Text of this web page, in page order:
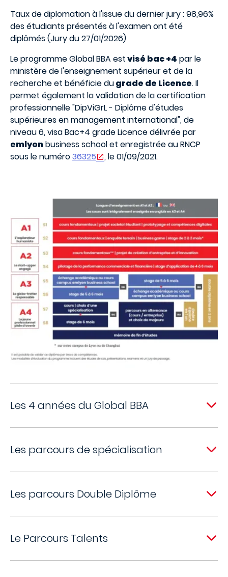
Taux de diplomation à l'issue du dernier jury : 98,96%
des étudiants présentés à l'examen ont été
diplômés (Jury du 27/01/2026)
Le programme Global BBA estvisé bac +4 par le
ministère de l'enseignement supérieur et de la
recherche et bénéficie dugrade de Licence. Il
permet également la validation de la certification
professionnelle "DipViGrL - Diplôme d'études
supérieures en management international", de
niveau 6, visa Bac+4 grade Licence délivrée par
emlyonbusiness school et enregistrée au RNCP
sous le numéro36325 , le 01/09/2021.
Les 4 années du Global BBA
Les parcours de spécialisation
Les parcours Double Diplôme
Le Parcours Talents